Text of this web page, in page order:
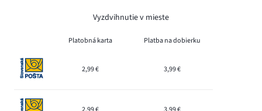
Vyzdvihnutie v mieste
Platobná karta Platba na dobierku
2,99 € 3,99 €